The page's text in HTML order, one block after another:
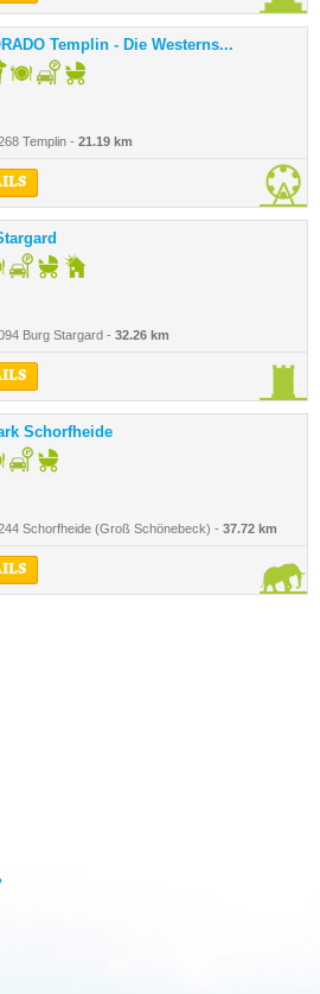
Templin - Die Westerns...
Templin - 21.19 km
Burg Stargard - 32.26 km
Schorfheide
Schorfheide (Groß Schönebeck) - 37.72 km